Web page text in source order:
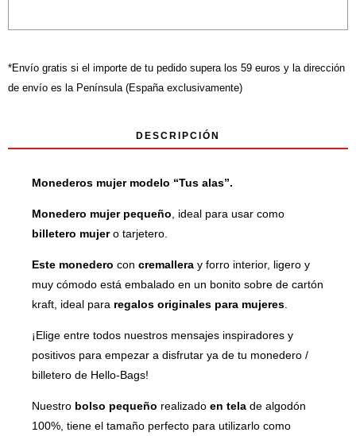
*Envío gratis si el importe de tu pedido supera los 59 euros y la dirección
de envío es la Península (España exclusivamente)
DESCRIPCIÓN
Monederos mujer modelo “Tus alas”.
Monedero mujer pequeño, ideal para usar como
billetero mujero tarjetero.
Este monedero con cremallera y forro interior, ligero y
muy cómodo está embalado en un bonito sobre de cartón
kraft, ideal para regalos originales para mujeres.
¡Elige entre todos nuestros mensajes inspiradores y
positivos para empezar a disfrutar ya de tu monedero /
billetero de Hello-Bags!
Nuestro bolso pequeño realizado en tela de algodón
100%, tiene el tamaño perfecto para utilizarlo como